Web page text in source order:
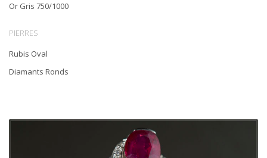
Or Gris 750/1000
PIERRES
Rubis Oval
Diamants Ronds